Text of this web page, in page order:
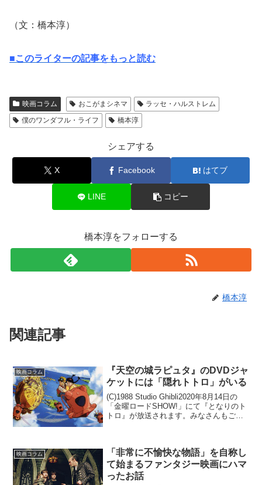
（文：橋本淳）
■このライターの記事をもっと読む
映画コラム おこがまシネマ
ラッセ・ハルストレム
僕のワンダフル・ライフ
橋本淳
シェアする
X Facebook はてブ
LINE コピー
橋本淳をフォローする
橋本淳
関連記事
映画コラム
『天空の城ラピュタ』のDVDジャ
ケットには「隠れトトロ」がいる
(C)1988 Studio Ghibli2020年8月14日の
「金曜ロードSHOW!」にて『となりのト
トロ』が放送されます。みなさんもご存
映画コラム
「非常に不愉快な物語」を自称し
て始まるファンタジー映画にハマ
ったお話